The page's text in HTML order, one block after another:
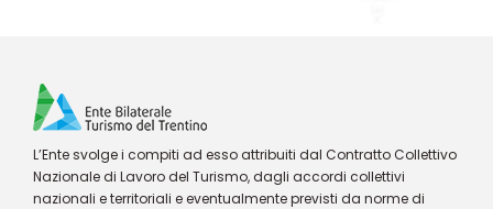
L’Ente svolge i compiti ad esso attribuiti dal Contratto Collettivo
Nazionale di Lavoro del Turismo, dagli accordi collettivi
nazionali e territoriali e eventualmente previsti da norme di